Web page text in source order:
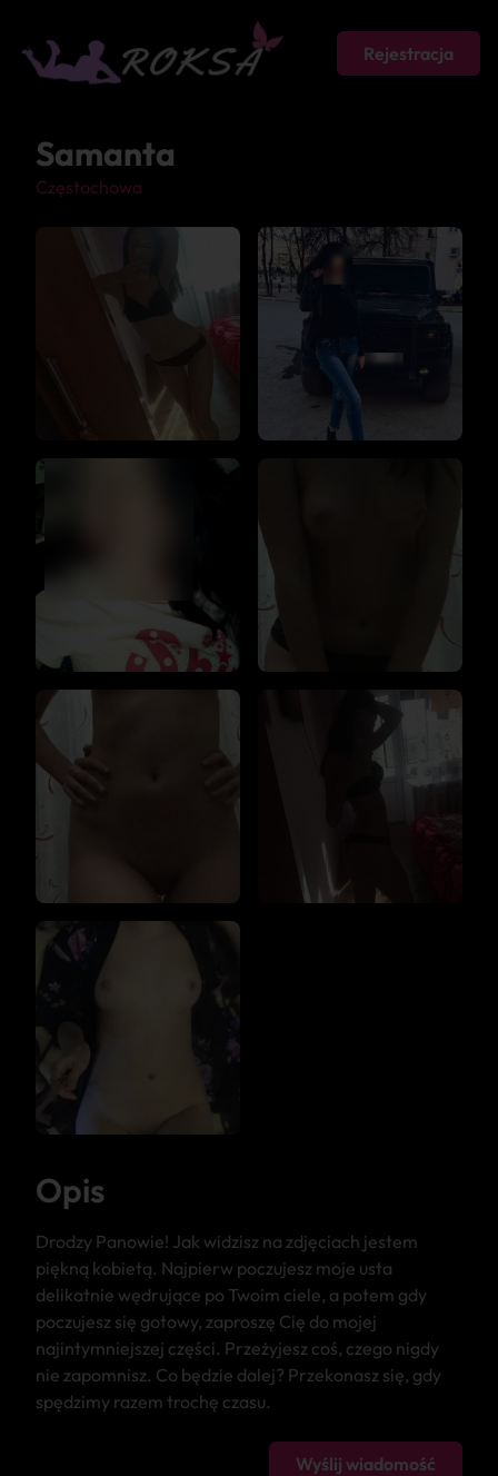
Rejestracja
Samanta
Częstochowa
Opis
Drodzy Panowie! Jak widzisz na zdjęciach jestem
piękną kobietą. Najpierw poczujesz moje usta
delikatnie wędrujące po Twoim ciele, a potem gdy
poczujesz się gotowy, zaproszę Cię do mojej
najintymniejszej części. Przeżyjesz coś, czego nigdy
nie zapomnisz. Co będzie dalej? Przekonasz się, gdy
spędzimy razem trochę czasu.
Wyślij wiadomość